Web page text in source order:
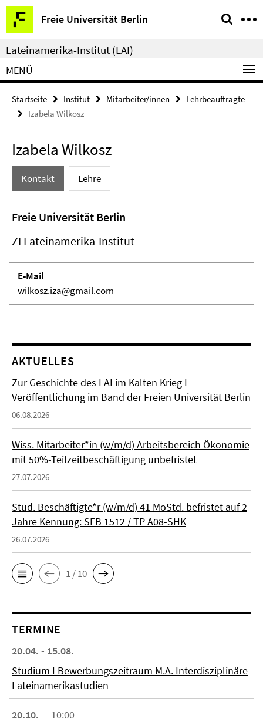
Springe
direkt
zu
Inhalt
Freie Universität Berlin
Service-
Navigation
Lateinamerika-Institut (LAI)
MENÜ
Startseite Institut Mitarbeiter/innen
Lehrbeauftragte
Izabela Wilkosz
Izabela Wilkosz
Kontakt Lehre
Freie Universität Berlin
ZI Lateinamerika-Institut
E-Mail
wilkosz.iza@gmail.com
AKTUELLES
Zur Geschichte des LAI im Kalten Krieg I
Veröffentlichung im Band der Freien Universität Berlin
06.08.2026
Wiss. Mitarbeiter*in (w/m/d) Arbeitsbereich Ökonomie
mit 50%-Teilzeitbeschäftigung unbefristet
27.07.2026
Stud. Beschäftigte*r (w/m/d) 41 MoStd. befristet auf 2
Jahre Kennung: SFB 1512 / TP A08-SHK
26.07.2026
1 / 10
TERMINE
20.04. - 15.08.
Studium I Bewerbungszeitraum M.A. Interdisziplinäre
Lateinamerikastudien
20.10.
10:00